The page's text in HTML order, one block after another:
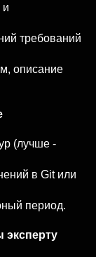
и
требований
описание
(лучше -
в Git или
период.
эксперту